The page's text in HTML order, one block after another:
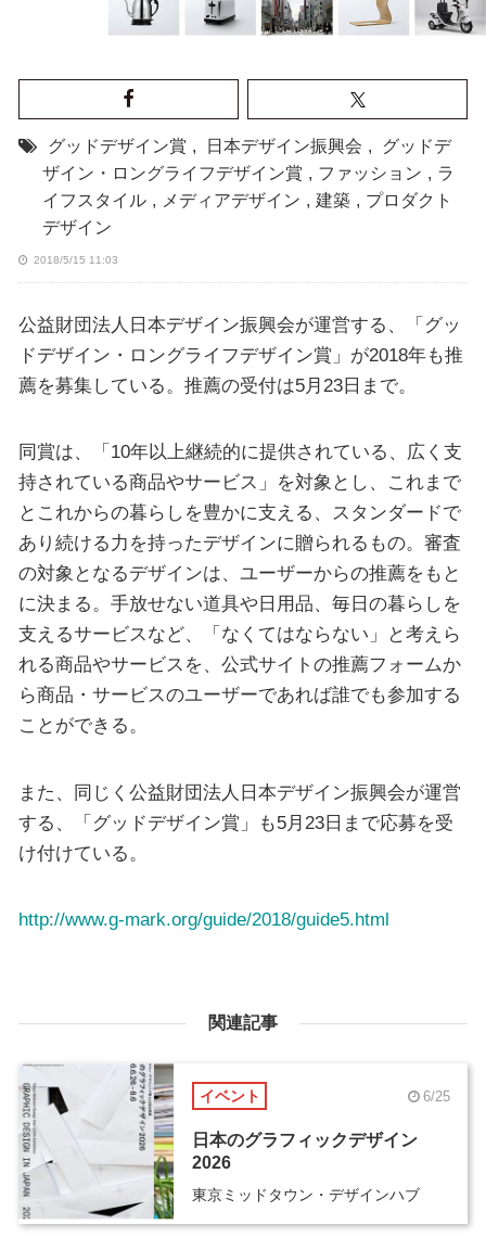
グッドデザイン賞 , 日本デザイン振興会 ,
グッドデ
ザイン・ロングライフデザイン賞 , ファッション , ラ
イフスタイル , メディアデザイン , 建築 , プロダクト
デザイン
2018/5/15 11:03
公益財団法人日本デザイン振興会が運営する、「グッ
ドデザイン・ロングライフデザイン賞」が2018年も推
薦を募集している。推薦の受付は5月23日まで。
同賞は、「10年以上継続的に提供されている、広く支
持されている商品やサービス」を対象とし、これまで
とこれからの暮らしを豊かに支える、スタンダードで
あり続ける力を持ったデザインに贈られるもの。審査
の対象となるデザインは、ユーザーからの推薦をもと
に決まる。手放せない道具や日用品、毎日の暮らしを
支えるサービスなど、「なくてはならない」と考えら
れる商品やサービスを、公式サイトの推薦フォームか
ら商品・サービスのユーザーであれば誰でも参加する
ことができる。
また、同じく公益財団法人日本デザイン振興会が運営
する、「グッドデザイン賞」も5月23日まで応募を受
け付けている。
http://www.g-mark.org/guide/2018/guide5.html
関連記事
イベント 6/25
日本のグラフィックデザイン
2026
東京ミッドタウン・デザインハブ